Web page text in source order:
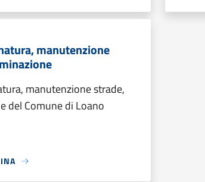
manutenzione
manutenzione strade,
del Comune di Loano